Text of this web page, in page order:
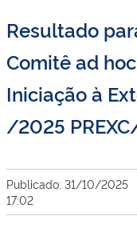
Resultado
Comitê ad
Iniciação à
/2025
Publicado: 31/10/2025
17:02